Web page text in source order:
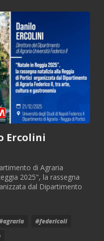
Ercolini
di Agraria
2025", la rassegna
dal Dipartimento
#federicoii